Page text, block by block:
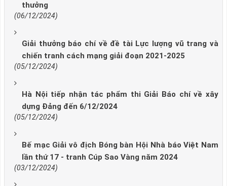
thưởng
(06/12/2024)
Giải thưởng báo chí về đề tài Lực lượng vũ trang và
chiến tranh cách mạng giải đoạn 2021-2025
(05/12/2024)
Hà Nội tiếp nhận tác phẩm thi Giải Báo chí về xây
dựng Đảng đến 6/12/2024
(05/12/2024)
Bế mạc Giải vô địch Bóng bàn Hội Nhà báo Việt Nam
lần thứ 17 - tranh Cúp Sao Vàng năm 2024
(03/12/2024)